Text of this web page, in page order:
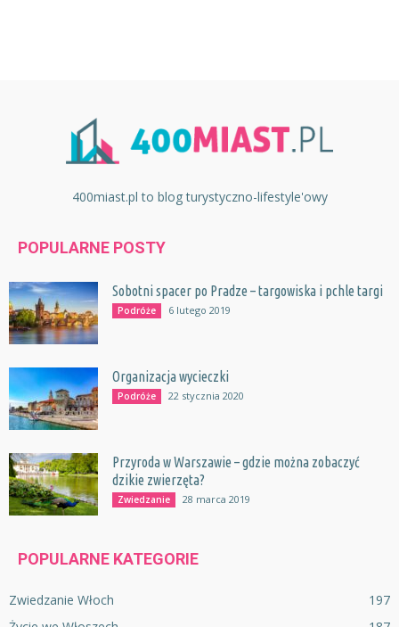
400miast.pl to blog turystyczno-lifestyle'owy
POPULARNE POSTY
Sobotni spacer po Pradze – targowiska i pchle targi
Podróże 6 lutego 2019
Organizacja wycieczki
Podróże 22 stycznia 2020
Przyroda w Warszawie – gdzie można zobaczyć
dzikie zwierzęta?
Zwiedzanie 28 marca 2019
POPULARNE KATEGORIE
Zwiedzanie Włoch
197